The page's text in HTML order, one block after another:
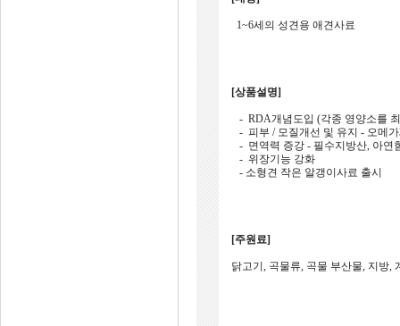
1~6세의 성견용 애견사료
[상품설명]
- RDA개념도입 (각종 영양소를
- 피부 / 모질개선 및 유지 - 오메
- 면역력 증강 - 필수지방산, 아연
- 위장기능 강화
- 소형견 작은 알갱이사료 출시
[주원료]
닭고기, 곡물류, 곡물 부산물, 지방,